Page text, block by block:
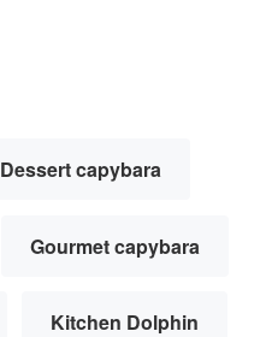
Dessert capybara
Gourmet capybara
Kitchen Dolphin